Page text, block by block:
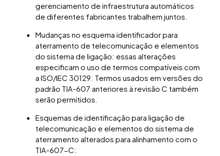
gerenciamento de infraestrutura automáticos
de diferentes fabricantes trabalhem juntos.
Mudanças no esquema identificador para
aterramento de telecomunicação e elementos
do sistema de ligação: essas alterações
especificam o uso de termos compatíveis com
a ISO/IEC 30129. Termos usados em versões do
padrão TIA-607 anteriores à revisão C também
serão permitidos.
Esquemas de identificação para ligação de
telecomunicação e elementos do sistema de
aterramento alterados para alinhamento com o
TIA-607-C: